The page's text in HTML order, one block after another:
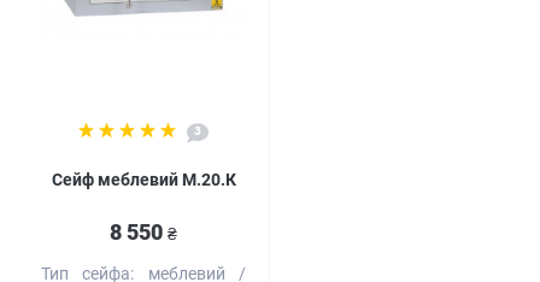
3
Сейф меблевий M.20.К
8 550 ₴
Тип сейфа: меблевий